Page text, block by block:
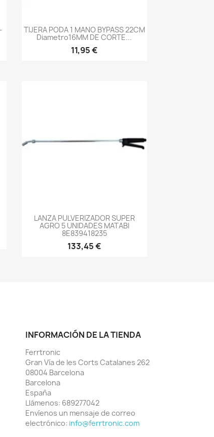
-->
TIJERA PODA 1 MANO BYPASS 22CM
Diametro16MM DE CORTE...
11,95 €
-->
LANZA PULVERIZADOR SUPER
AGRO 5 UNIDADES MATABI
8E839418235
133,45 €
INFORMACIÓN DE LA TIENDA
Ferrtronic
Gran Vía de les Corts Catalanes 262
08004 Barcelona
Barcelona
España
Llámenos: 689277042
Envíenos un mensaje de correo
electrónico: info@ferrtronic.com